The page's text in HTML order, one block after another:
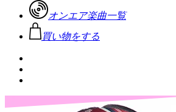
オンエア楽曲一覧
買い物をする